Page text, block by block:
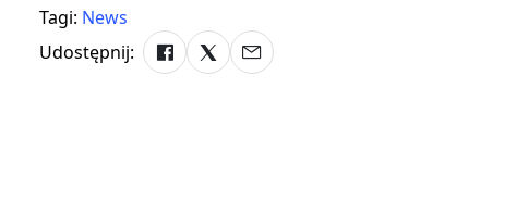
Tagi: News
Udostępnij: